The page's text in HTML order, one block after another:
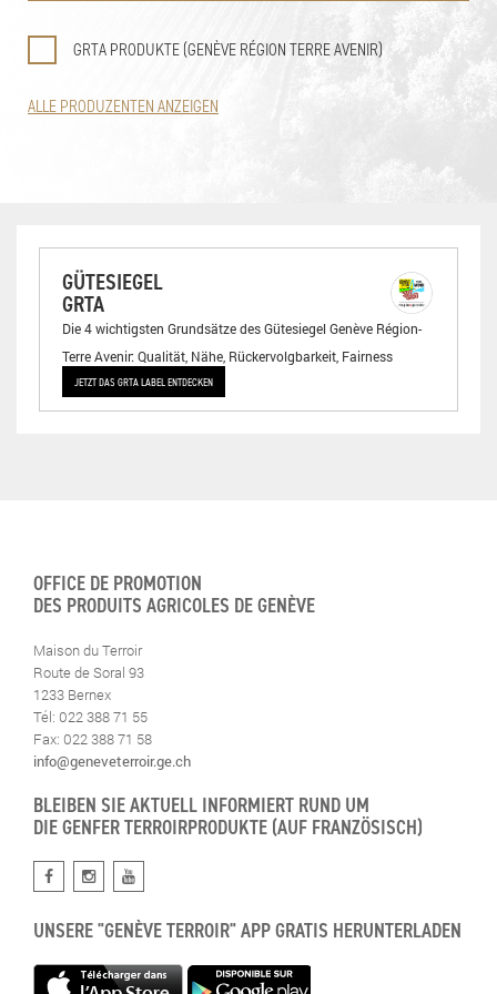
GRTA PRODUKTE (GENÈVE RÉGION TERRE AVENIR)
ALLE PRODUZENTEN ANZEIGEN
GÜTESIEGEL
GRTA
Die 4 wichtigsten Grundsätze des Gütesiegel Genève Région-
Terre Avenir: Qualität, Nähe, Rückervolgbarkeit, Fairness
JETZT DAS GRTA LABEL ENTDECKEN
OFFICE DE PROMOTION
DES PRODUITS AGRICOLES DE GENÈVE
Maison du Terroir
Route de Soral 93
1233 Bernex
Tél: 022 388 71 55
Fax: 022 388 71 58
info@geneveterroir.ge.ch
BLEIBEN SIE AKTUELL INFORMIERT RUND UM
DIE GENFER TERROIRPRODUKTE (AUF FRANZÖSISCH)
UNSERE "GENÈVE TERROIR" APP GRATIS HERUNTERLADEN